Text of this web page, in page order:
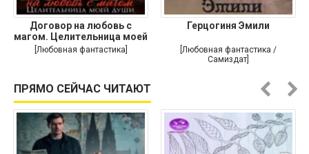
Договор на любовь с
магом. Целительница моей
души
[Любовная фантастика]
Герцогиня Эмили
[Любовная фантастика /
Самиздат]
ПРЯМО СЕЙЧАС ЧИТАЮТ